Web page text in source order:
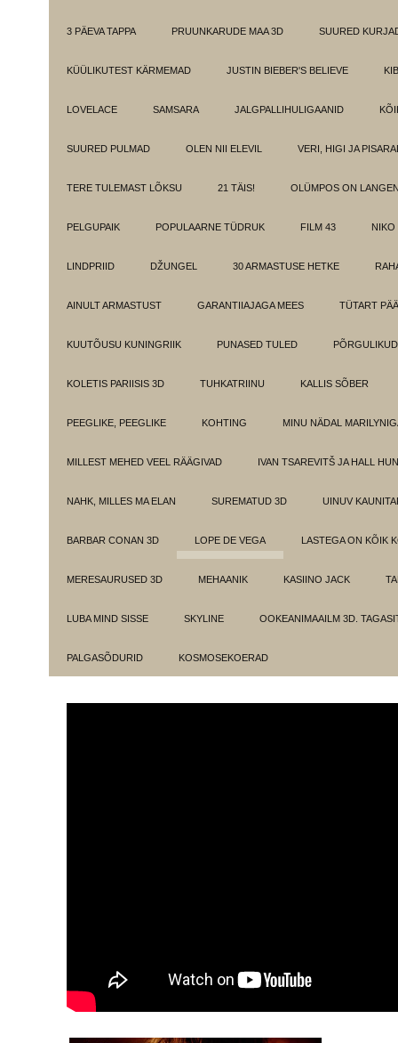
3 PÄEVA TAPPA PRUUNKARUDE MAA 3D SUURED
KÜÜLIKUTEST KÄRMEMAD JUSTIN BIEBER'S BELIEVE
LOVELACE SAMSARA JALGPALLIHULIGAANID
SUURED PULMAD OLEN NII ELEVIL VERI, HIGI JA
TERE TULEMAST LÕKSU 21 TÄIS! OLÜMPOS ON
PELGUPAIK POPULAARNE TÜDRUK FILM 43 NIKO
LINDPRIID DŽUNGEL 30 ARMASTUSE HETKE
AINULT ARMASTUST GARANTIIAJAGA MEES TÜTART
KUUTÕUSU KUNINGRIIK PUNASED TULED
KOLETIS PARIISIS 3D TUHKATRIINU KALLIS SÕBER
PEEGLIKE, PEEGLIKE KOHTING MINU NÄDAL
MILLEST MEHED VEEL RÄÄGIVAD IVAN TSAREVITŠ JA HALL
NAHK, MILLES MA ELAN SUREMATUD 3D UINUV
BARBAR CONAN 3D LOPE DE VEGA LASTEGA ON KÕIK
MERESAURUSED 3D MEHAANIK KASIINO JACK
LUBA MIND SISSE SKYLINE OOKEANIMAAILM 3D.
PALGASÕDURID KOSMOSEKOERAD